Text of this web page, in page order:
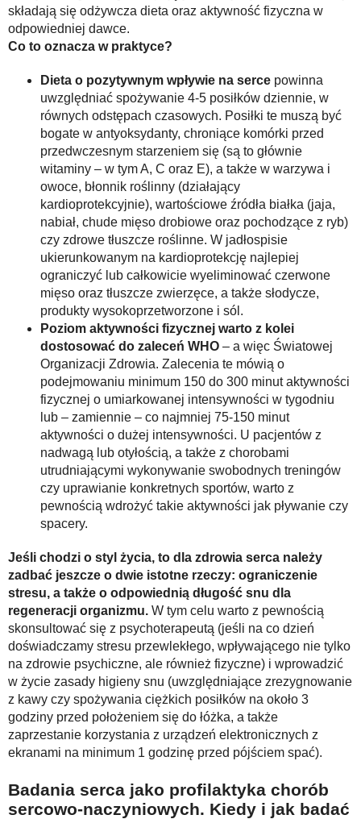
składają się odżywcza dieta oraz aktywność fizyczna w
odpowiedniej dawce.
Co to oznacza w praktyce?
Dieta o pozytywnym wpływie na serce powinna
uwzględniać spożywanie 4-5 posiłków dziennie, w
równych odstępach czasowych. Posiłki te muszą być
bogate w antyoksydanty, chroniące komórki przed
przedwczesnym starzeniem się (są to głównie
witaminy – w tym A, C oraz E), a także w warzywa i
owoce, błonnik roślinny (działający
kardioprotekcyjnie), wartościowe źródła białka (jaja,
nabiał, chude mięso drobiowe oraz pochodzące z ryb)
czy zdrowe tłuszcze roślinne. W jadłospisie
ukierunkowanym na kardioprotekcję najlepiej
ograniczyć lub całkowicie wyeliminować czerwone
mięso oraz tłuszcze zwierzęce, a także słodycze,
produkty wysokoprzetworzone i sól.
Poziom aktywności fizycznej warto z kolei
dostosować do zaleceń WHO – a więc Światowej
Organizacji Zdrowia. Zalecenia te mówią o
podejmowaniu minimum 150 do 300 minut aktywności
fizycznej o umiarkowanej intensywności w tygodniu
lub – zamiennie – co najmniej 75-150 minut
aktywności o dużej intensywności. U pacjentów z
nadwagą lub otyłością, a także z chorobami
utrudniającymi wykonywanie swobodnych treningów
czy uprawianie konkretnych sportów, warto z
pewnością wdrożyć takie aktywności jak pływanie czy
spacery.
Jeśli chodzi o styl życia, to dla zdrowia serca należy
zadbać jeszcze o dwie istotne rzeczy: ograniczenie
stresu, a także o odpowiednią długość snu dla
regeneracji organizmu. W tym celu warto z pewnością
skonsultować się z psychoterapeutą (jeśli na co dzień
doświadczamy stresu przewlekłego, wpływającego nie tylko
na zdrowie psychiczne, ale również fizyczne) i wprowadzić
w życie zasady higieny snu (uwzględniające zrezygnowanie
z kawy czy spożywania ciężkich posiłków na około 3
godziny przed położeniem się do łóżka, a także
zaprzestanie korzystania z urządzeń elektronicznych z
ekranami na minimum 1 godzinę przed pójściem spać).
Badania serca jako profilaktyka chorób
sercowo-naczyniowych. Kiedy i jak badać